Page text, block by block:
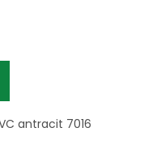
antracit 7016